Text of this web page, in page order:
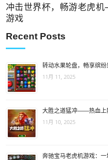
冲击世界杯，畅游老虎
游戏
Recent Posts
转动水果轮盘，畅享缤
11月 11, 2025
大胜之道猛冲——热血上
11月 10, 2025
奔驰宝马老虎机游戏：